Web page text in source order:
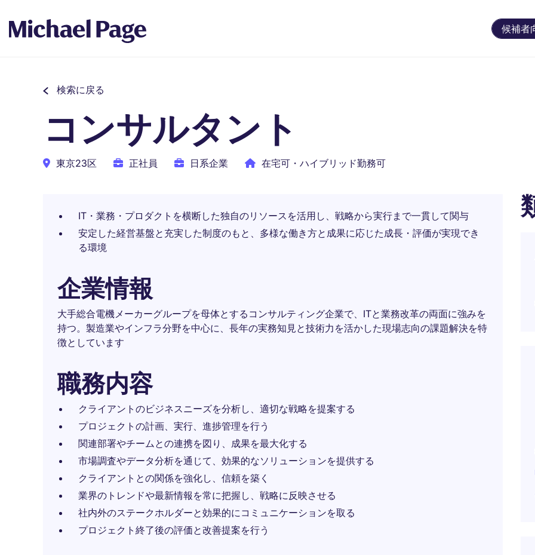
候補者
検索に戻る
コンサルタント
東京23区 正社員 日系企業 在宅可・ハイブリッド勤務可
IT・業務・プロダクトを横断した独自のリソースを活用し、戦略から実行まで一貫して関与
安定した経営基盤と充実した制度のもと、多様な働き方と成果に応じた成長・評価が実現でき
る環境
企業情報
大手総合電機メーカーグループを母体とするコンサルティング企業で、ITと業務改革の両面に強みを
持つ。製造業やインフラ分野を中心に、長年の実務知見と技術力を活かした現場志向の課題解決を特
徴としています
職務内容
クライアントのビジネスニーズを分析し、適切な戦略を提案する
プロジェクトの計画、実行、進捗管理を行う
関連部署やチームとの連携を図り、成果を最大化する
市場調査やデータ分析を通じて、効果的なソリューションを提供する
クライアントとの関係を強化し、信頼を築く
業界のトレンドや最新情報を常に把握し、戦略に反映させる
社内外のステークホルダーと効果的にコミュニケーションを取る
プロジェクト終了後の評価と改善提案を行う